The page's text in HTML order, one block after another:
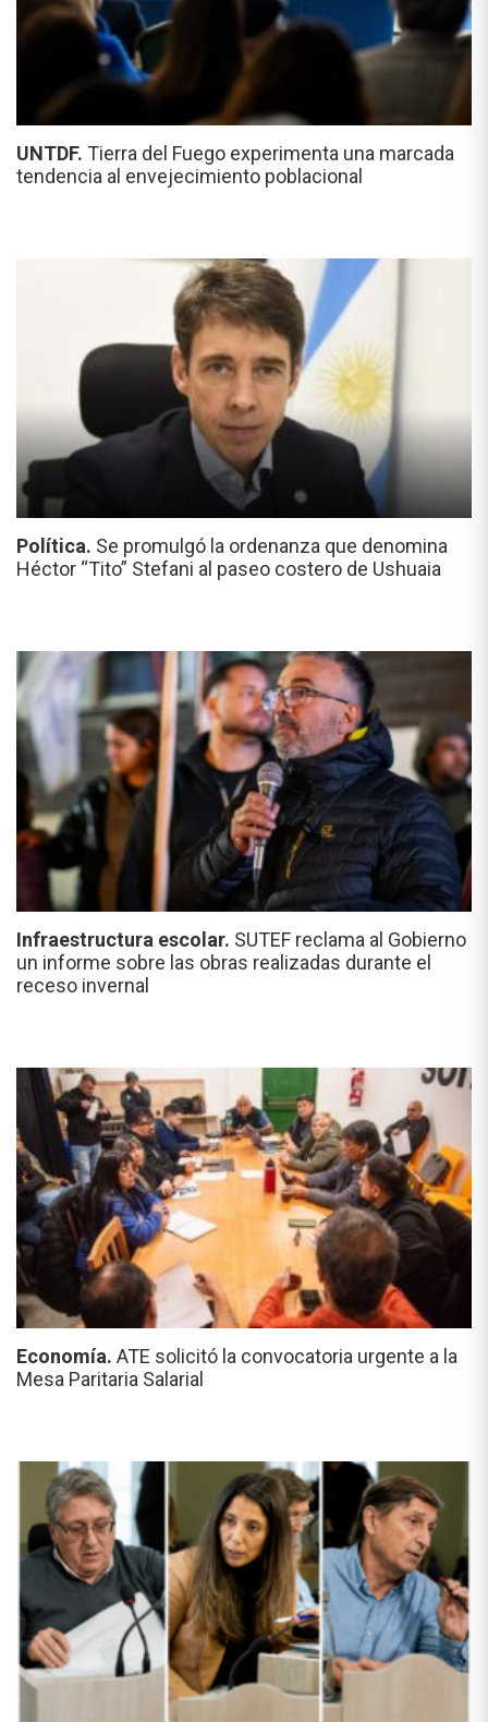
UNTDF. Tierra del Fuego experimenta una marcada
tendencia al envejecimiento poblacional
Política. Se promulgó la ordenanza que denomina
Héctor “Tito” Stefani al paseo costero de Ushuaia
Infraestructura escolar. SUTEF reclama al Gobierno
un informe sobre las obras realizadas durante el
receso invernal
Economía. ATE solicitó la convocatoria urgente a la
Mesa Paritaria Salarial